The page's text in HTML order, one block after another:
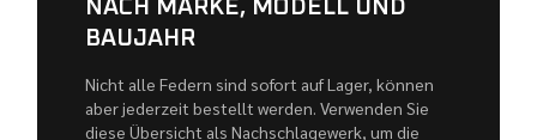
NACH MARKE, MODELL UND
BAUJAHR
Nicht alle Federn sind sofort auf Lager, können
aber jederzeit bestellt werden. Verwenden Sie
diese Übersicht als Nachschlagewerk, um die